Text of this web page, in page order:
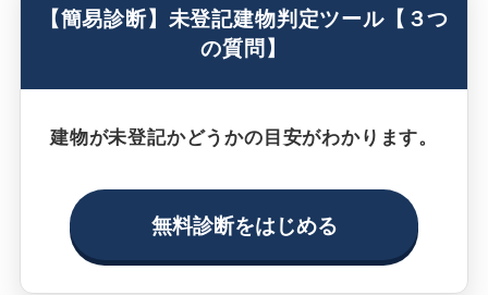
【簡易診断】未登記建物判定ツール【３つ
の質問】
建物が未登記かどうかの目安がわかります。
無料診断をはじめる